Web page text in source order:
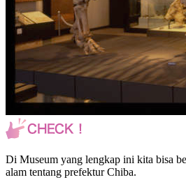
Di Museum yang lengkap ini kita bisa
alam tentang prefektur Chiba.